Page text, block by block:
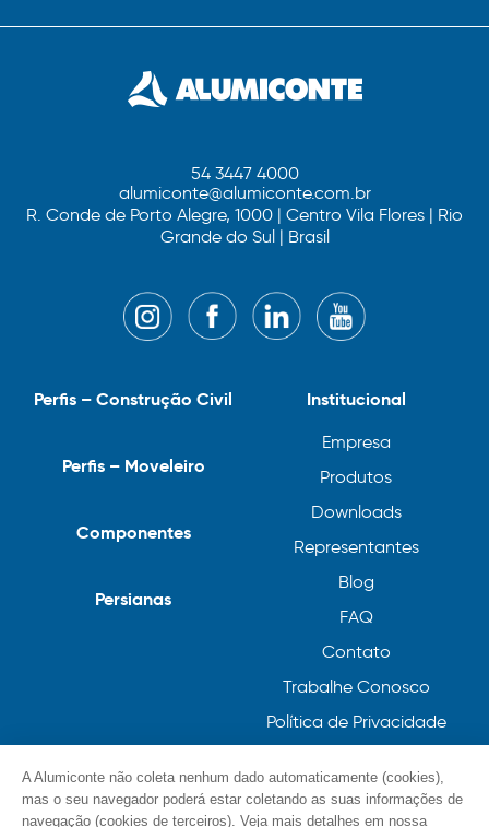
54 3447 4000
alumiconte@alumiconte.com.br
R. Conde de Porto Alegre, 1000 | Centro Vila Flores | Rio
Grande do Sul | Brasil
Institucional
Empresa
Produtos
Downloads
Representantes
Blog
FAQ
Contato
Trabalhe Conosco
Política de Privacidade
Perfis – Construção Civil
Perfis – Moveleiro
Componentes
Persianas
A Alumiconte não coleta nenhum dado automaticamente (cookies),
mas o seu navegador poderá estar coletando as suas informações de
navegação (cookies de terceiros). Veja mais detalhes em nossa